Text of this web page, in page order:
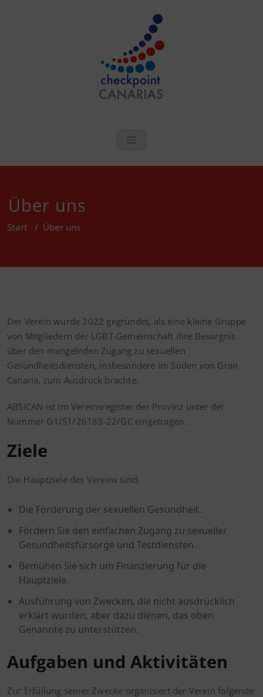
Über uns
Start / Über uns
Der Verein wurde 2022 gegründet, als eine kleine Gruppe
von Mitgliedern der LGBT-Gemeinschaft ihre Besorgnis
über den mangelnden Zugang zu sexuellen
Gesundheitsdiensten, insbesondere im Süden von Gran
Canaria, zum Ausdruck brachte.
ABSICAN ist im Vereinsregister der Provinz unter der
Nummer G1/S1/26183-22/GC eingetragen.
Ziele
Die Hauptziele des Vereins sind:
Die Förderung der sexuellen Gesundheit.
Fördern Sie den einfachen Zugang zu sexueller
Gesundheitsfürsorge und Testdiensten.
Bemühen Sie sich um Finanzierung für die
Hauptziele.
Ausführung von Zwecken, die nicht ausdrücklich
erklärt wurden, aber dazu dienen, das oben
Genannte zu unterstützen.
Aufgaben und Aktivitäten
Zur Erfüllung seiner Zwecke organisiert der Verein folgende